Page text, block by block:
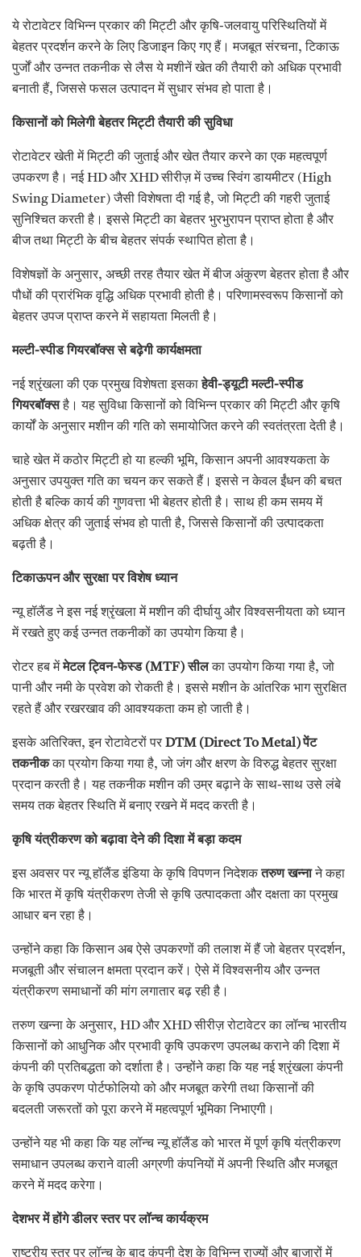
ये रोटावेटर विभिन्न प्रकार की मिट्टी और कृषि-जलवायु परिस्थितियों में
बेहतर प्रदर्शन करने के लिए डिजाइन किए गए हैं। मजबूत संरचना, टिकाऊ
पुर्जों और उन्नत तकनीक से लैस ये मशीनें खेत की तैयारी को अधिक प्रभावी
बनाती हैं, जिससे फसल उत्पादन में सुधार संभव हो पाता है।
किसानों को मिलेगी बेहतर मिट्टी तैयारी की सुविधा
रोटावेटर खेती में मिट्टी की जुताई और खेत तैयार करने का एक महत्वपूर्ण
उपकरण है। नई HD और XHD सीरीज़ में उच्च स्विंग डायमीटर (High
Swing Diameter) जैसी विशेषता दी गई है, जो मिट्टी की गहरी जुताई
सुनिश्चित करती है। इससे मिट्टी का बेहतर भुरभुरापन प्राप्त होता है और
बीज तथा मिट्टी के बीच बेहतर संपर्क स्थापित होता है।
विशेषज्ञों के अनुसार, अच्छी तरह तैयार खेत में बीज अंकुरण बेहतर होता है और
पौधों की प्रारंभिक वृद्धि अधिक प्रभावी होती है। परिणामस्वरूप किसानों को
बेहतर उपज प्राप्त करने में सहायता मिलती है।
मल्टी-स्पीड गियरबॉक्स से बढ़ेगी कार्यक्षमता
नई श्रृंखला की एक प्रमुख विशेषता इसकाहेवी-ड्यूटी मल्टी-स्पीड
गियरबॉक्सहै। यह सुविधा किसानों को विभिन्न प्रकार की मिट्टी और कृषि
कार्यों के अनुसार मशीन की गति को समायोजित करने की स्वतंत्रता देती है।
चाहे खेत में कठोर मिट्टी हो या हल्की भूमि, किसान अपनी आवश्यकता के
अनुसार उपयुक्त गति का चयन कर सकते हैं। इससे न केवल ईंधन की बचत
होती है बल्कि कार्य की गुणवत्ता भी बेहतर होती है। साथ ही कम समय में
अधिक क्षेत्र की जुताई संभव हो पाती है, जिससे किसानों की उत्पादकता
बढ़ती है।
टिकाऊपन और सुरक्षा पर विशेष ध्यान
न्यू हॉलैंड ने इस नई श्रृंखला में मशीन की दीर्घायु और विश्वसनीयता को ध्यान
में रखते हुए कई उन्नत तकनीकों का उपयोग किया है।
रोटर हब मेंमेटल ट्विन-फेस्ड (MTF)सीलका उपयोग किया गया है, जो
पानी और नमी के प्रवेश को रोकती है। इससे मशीन के आंतरिक भाग सुरक्षित
रहते हैं और रखरखाव की आवश्यकता कम हो जाती है।
इसके अतिरिक्त, इन रोटावेटरों पर DTM (Direct To Metal)पेंट
तकनीकका प्रयोग किया गया है, जो जंग और क्षरण के विरुद्ध बेहतर सुरक्षा
प्रदान करती है। यह तकनीक मशीन की उम्र बढ़ाने के साथ-साथ उसे लंबे
समय तक बेहतर स्थिति में बनाए रखने में मदद करती है।
कृषि यंत्रीकरण को बढ़ावा देने की दिशा में बड़ा कदम
इस अवसर पर न्यू हॉलैंड इंडिया के कृषि विपणन निदेशकतरुण खन्नाने कहा
कि भारत में कृषि यंत्रीकरण तेजी से कृषि उत्पादकता और दक्षता का प्रमुख
आधार बन रहा है।
उन्होंने कहा कि किसान अब ऐसे उपकरणों की तलाश में हैं जो बेहतर प्रदर्शन,
मजबूती और संचालन क्षमता प्रदान करें। ऐसे में विश्वसनीय और उन्नत
यंत्रीकरण समाधानों की मांग लगातार बढ़ रही है।
तरुण खन्ना के अनुसार, HD और XHD सीरीज़ रोटावेटर का लॉन्च भारतीय
किसानों को आधुनिक और प्रभावी कृषि उपकरण उपलब्ध कराने की दिशा में
कंपनी की प्रतिबद्धता को दर्शाता है। उन्होंने कहा कि यह नई श्रृंखला कंपनी
के कृषि उपकरण पोर्टफोलियो को और मजबूत करेगी तथा किसानों की
बदलती जरूरतों को पूरा करने में महत्वपूर्ण भूमिका निभाएगी।
उन्होंने यह भी कहा कि यह लॉन्च न्यू हॉलैंड को भारत में पूर्ण कृषि यंत्रीकरण
समाधान उपलब्ध कराने वाली अग्रणी कंपनियों में अपनी स्थिति और मजबूत
करने में मदद करेगा।
देशभर में होंगे डीलर स्तर पर लॉन्च कार्यक्रम
राष्ट्रीय स्तर पर लॉन्च के बाद कंपनी देश के विभिन्न राज्यों और बाजारों में